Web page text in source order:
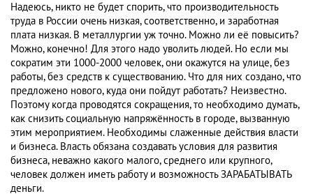
Надеюсь, никто не будет спорить, что производительность
труда в России очень низкая, соответственно, и заработная
плата низкая. В металлургии уж точно. Можно ли её повысить?
Можно, конечно! Для этого надо уволить людей. Но если мы
сократим эти 1000-2000 человек, они окажутся на улице, без
работы, без средств к существованию. Что для них создано, что
предложено нового, куда они пойдут работать? Неизвестно.
Поэтому когда проводятся сокращения, то необходимо думать,
как снизить социальную напряжённость в городе, вызванную
этим мероприятием. Необходимы слаженные действия власти
и бизнеса. Власть обязана создавать условия для развития
бизнеса, неважно какого малого, среднего или крупного,
человек должен иметь работу и возможность ЗАРАБАТЫВАТЬ
деньги.